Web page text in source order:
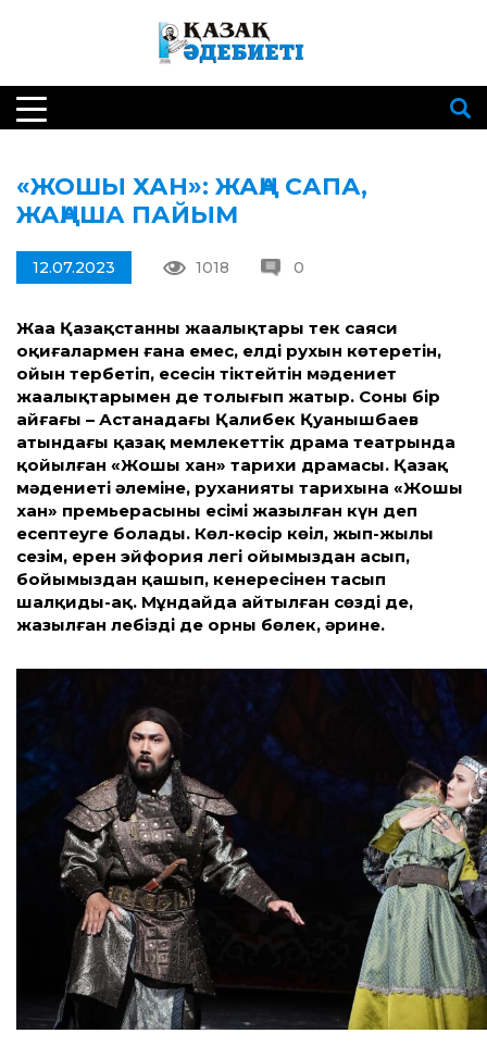
«ЖОШЫ ХАН»: ЖАҢА САПА,
ЖАҢАША ПАЙЫМ
12.07.2023 1018 0
Жаңа Қазақ­станның жаңалықтары тек саяси
оқиғалармен ғана емес, елдің рухын көтеретін,
ойын тербетіп, еңсесін тіктейтін мәдениет
жаңалықтарымен де толығып жатыр. Соның бір
айғағы – Астанадағы Қалибек Қуанышбаев
атындағы қазақ мемлекет­тік драма театрында
қойылған «Жошы хан» тарихи драмасы. Қазақ
мәдениеті әлеміне, руханияты тарихына «Жошы
хан» премьерасының есімі жазылған күн деп
есептеуге болады. Көл-көсір көңіл, жып-жылы
сезім, ерен эйфория легі ойымыздан асып,
бойымыздан қашып, кенересінен тасып
шалқиды-ақ. Мұндайда айтылған сөздің де,
жазылған лебіздің де орны бөлек, әрине.